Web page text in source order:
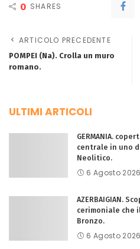
0 SHARES
ARTICOLO PRECEDENTE
POMPEI (Na). Crolla un muro
romano.
ULTIMI ARTICOLI
GERMANIA.
centrale in uno
Neolitico.
6 Agosto 2026
AZERBAIGIAN.
cerimoniale che
Bronzo.
6 Agosto 2026